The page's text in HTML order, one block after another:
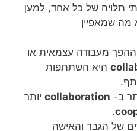
תלויה של כל אחד, למען
שמאפיין
מעבודה עצמאית או
היא השתתפות
ב- collaboration יותר
.
של הגבר והאישה